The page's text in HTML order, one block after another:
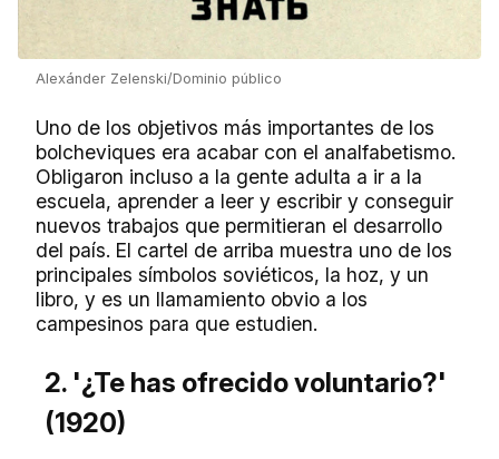
Alexánder Zelenski/Dominio público
Uno de los objetivos más importantes de los
bolcheviques era acabar con el analfabetismo.
Obligaron incluso a la gente adulta a ir a la
escuela, aprender a leer y escribir y conseguir
nuevos trabajos que permitieran el desarrollo
del país. El cartel de arriba muestra uno de los
principales símbolos soviéticos, la hoz, y un
libro, y es un llamamiento obvio a los
campesinos para que estudien.
2. '¿Te has ofrecido voluntario?'
(1920)